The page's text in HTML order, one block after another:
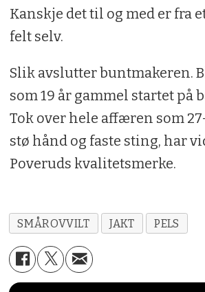
Kanskje det til og med er fra
felt selv.
Slik avslutter buntmakeren.
som 19 år gammel startet på
Tok over hele affæren som
stø hånd og faste sting, har
Poveruds kvalitetsmerke.
SMÅROVVILT JAKT PELS